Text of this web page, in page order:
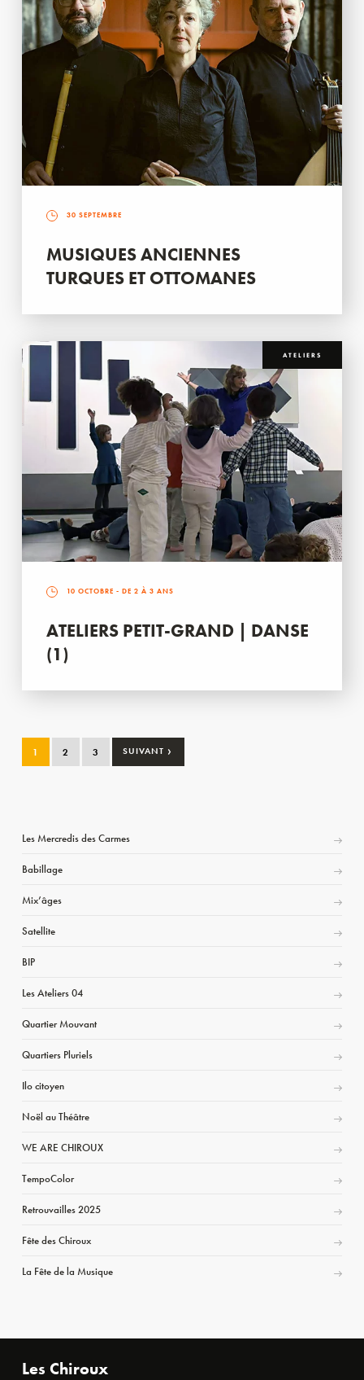
30 SEPTEMBRE
MUSIQUES ANCIENNES
TURQUES ET OTTOMANES
ATELIERS
10 OCTOBRE - DE 2 À 3 ANS
ATELIERS PETIT-GRAND | DANSE
(1)
1 2 3 SUIVANT ›
Les Mercredis des Carmes
Babillage
Mix’âges
Satellite
BIP
Les Ateliers 04
Quartier Mouvant
Quartiers Pluriels
Ilo citoyen
Noël au Théâtre
WE ARE CHIROUX
TempoColor
Retrouvailles 2025
Fête des Chiroux
La Fête de la Musique
Les Chiroux